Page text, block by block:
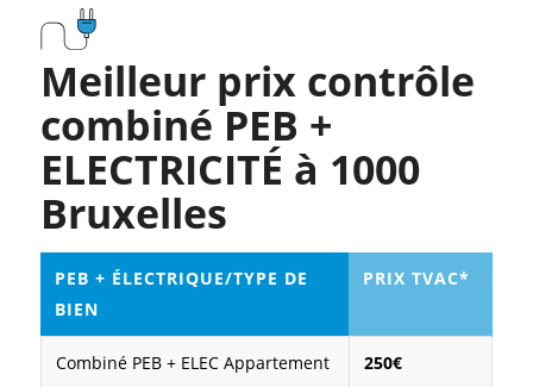
Meilleur prix contrôle
combiné PEB +
ELECTRICITÉ à 1000
Bruxelles
PEB + ÉLECTRIQUE/TYPE DE
BIEN
PRIX TVAC*
Combiné PEB + ELEC Appartement
250€